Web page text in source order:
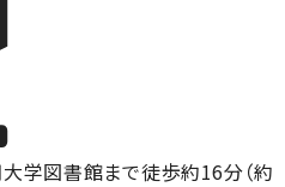
学図書館まで徒歩約16分（約